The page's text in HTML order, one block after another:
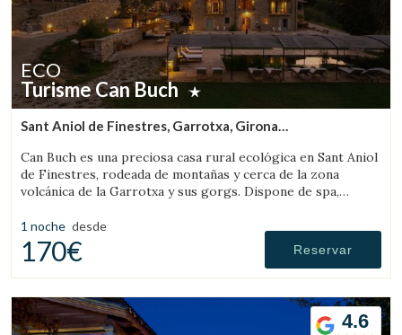
ECO
Turisme Can Buch
Sant Aniol de Finestres, Garrotxa, Girona
Can Buch es una preciosa casa rural ecológica en Sant Aniol
de Finestres, rodeada de montañas y cerca de la zona
volcánica de la Garrotxa y sus gorgs. Dispone de spa,
1 noche desde
170€ Reservar
4.6